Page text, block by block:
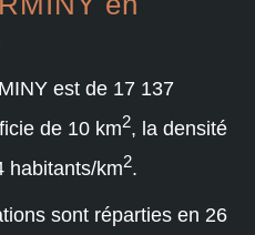
est de 17 137
de 10 km2, la densité
habitants/km2.
sont réparties en 26